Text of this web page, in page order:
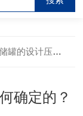
计压力是如何确定的？
确定的？